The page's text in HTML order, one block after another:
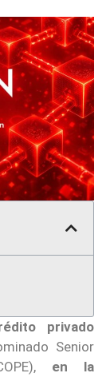
privado
Senior
en la